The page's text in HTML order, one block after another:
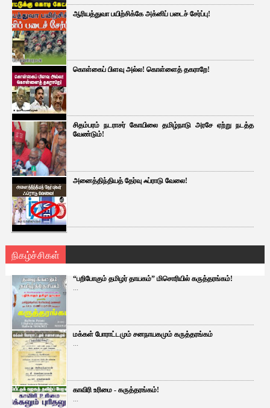
ஆரியத்துவா பயிற்சிக்கே அக்னிப் படைச் சேர்ப்பு!
கொள்கைப் பிளவு அல்ல! கொள்ளைத் தகராறே!
சிதம்பரம் நடராசர் கோயிலை தமிழ்நாடு அரசே ஏற்று நடத்த
வேண்டும்!
அனைத்திந்தியத் தேர்வு ஃப்ராடு வேலை!
நிகழ்ச்சிகள்
“பறிபோகும் தமிழர் தாயகம்” மிசொரியில் கருத்தரங்கம்!
...
மக்கள் போராட்டமும் சனநாயகமும் கருத்தரங்கம்
...
காவிரி உரிமை - கருத்தரங்கம்!
...